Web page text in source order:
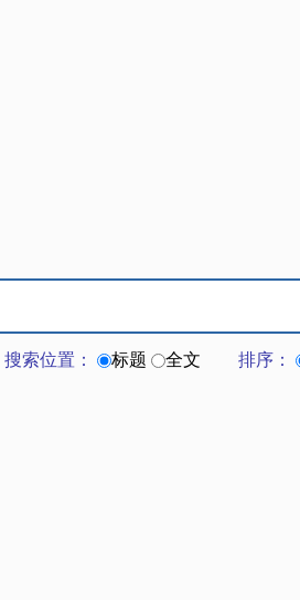
搜索位置： 标题 全文 排序：